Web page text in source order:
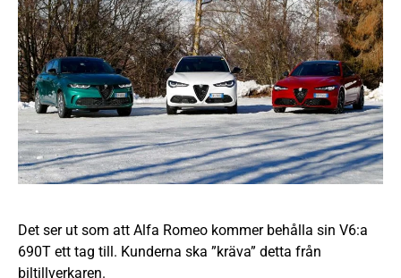
Det ser ut som att Alfa Romeo kommer behålla sin V6:a
690T ett tag till. Kunderna ska ”kräva” detta från
biltillverkaren.